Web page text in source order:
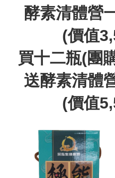
酵素清體營
(價值
買十二瓶(團
送酵素清體
(價值